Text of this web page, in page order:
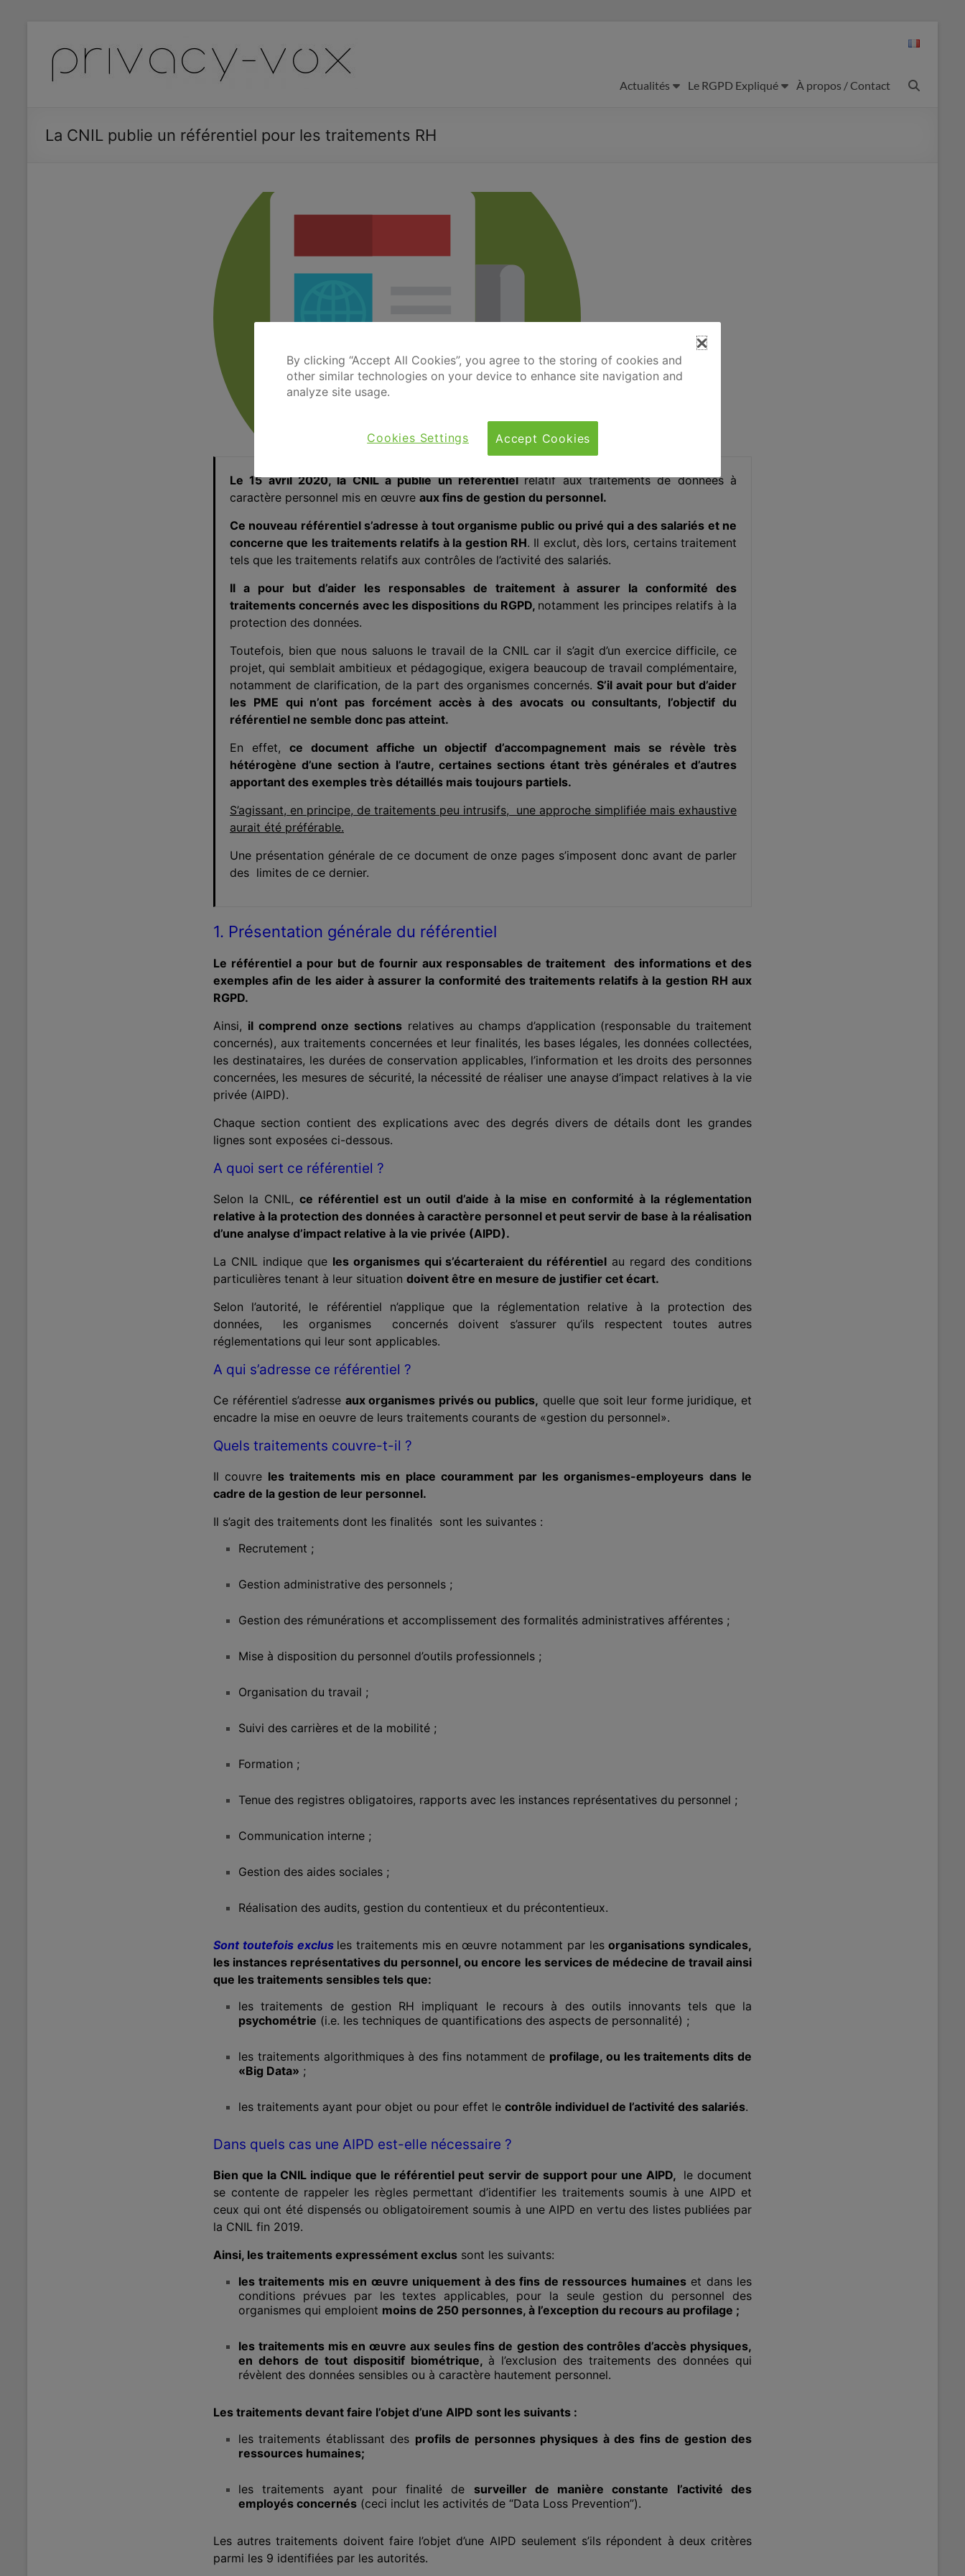
contenuPrivacy
Vox
Blog
Actualités Le RGPD Expliqué À propos / Contact
La CNIL publie un référentiel pour les traitements RH
Le 15 avril 2020, la CNIL a publié unréférentiel relatif aux traitements de données à
caractère personnel mis en œuvre aux fins de gestion du personnel.
Ce nouveau référentiel s’adresse à tout organisme public ou privé qui a des salariés et ne
concerne que les traitements relatifs à la gestion RH. Il exclut, dès lors, certains traitement
tels que les traitements relatifs aux contrôles de l’activité des salariés.
Il a pour but d’aider les responsables de traitement à assurer la conformité des
traitements concernés avec les dispositions du RGPD, notamment les principes relatifs à la
protection des données.
Toutefois, bien que nous saluons le travail de la CNIL car il s’agit d’un exercice difficile, ce
projet, qui semblait ambitieux et pédagogique, exigera beaucoup de travail complémentaire,
notamment de clarification, de la part des organismes concernés.S’il avait pour but d’aider
les PME qui n’ont pas forcément accès à des avocats ou consultants, l’objectif du
référentiel ne semble donc pas atteint.
En effet, ce document affiche un objectif d’accompagnement mais se révèle très
hétérogène d’une section à l’autre, certaines sections étant très générales et d’autres
apportant des exemples très détaillés mais toujours partiels.
S’agissant, en principe, de traitements peu intrusifs, une approche simplifiée mais exhaustive
aurait été préférable.
Une présentation générale de ce document de onze pages s’imposent donc avant de parler
des limites de ce dernier.
1. Présentation générale du référentiel
Le référentiel a pour but de fournir aux responsables de traitement des informations et des
exemples afin de les aider à assurer la conformité des traitements relatifs à la gestion RH aux
RGPD.
Ainsi, il comprend onze sections relatives au champs d’application (responsable du traitement
concernés), aux traitements concernées et leur finalités, les bases légales, les données collectées,
les destinataires, les durées de conservation applicables, l’information et les droits des personnes
concernées, les mesures de sécurité, la nécessité de réaliser une anayse d’impact relatives à la vie
privée (AIPD).
Chaque section contient des explications avec des degrés divers de détails dont les grandes
lignes sont exposées ci-dessous.
A quoi sert ce référentiel ?
Selon la CNIL,ce référentiel est un outil d’aide à la mise en conformité à la réglementation
relative à la protection des données à caractère personnel et peut servir de base à la réalisation
d’une analyse d’impact relative à la vie privée (AIPD).
La CNIL indique que les organismes qui s’écarteraient du référentiel au regard des conditions
particulières tenant à leur situation doivent être en mesure de justifier cet écart.
Selon l’autorité, le référentiel n’applique que la réglementation relative à la protection des
données, les organismes concernés doivent s’assurer qu’ils respectent toutes autres
réglementations qui leur sont applicables.
A qui s’adresse ce référentiel ?
Ce référentiel s’adresse aux organismes privés ou publics, quelle que soit leur forme juridique, et
encadre la mise en oeuvre de leurs traitements courants de «gestion du personnel».
Quels traitements couvre-t-il ?
Il couvre les traitements mis en place couramment par les organismes-employeurs dans le
cadre de la gestion de leur personnel.
Il s’agit des traitements dont les finalités sont les suivantes :
Recrutement ;
Gestion administrative des personnels ;
Gestion des rémunérations et accomplissement des formalités administratives afférentes ;
Mise à disposition du personnel d’outils professionnels ;
Organisation du travail ;
Suivi des carrières et de la mobilité ;
Formation ;
Tenue des registres obligatoires, rapports avec les instances représentatives du personnel ;
Communication interne ;
Gestion des aides sociales ;
Réalisation des audits, gestion du contentieux et du précontentieux.
Sont toutefois exclus les traitements mis en œuvre notamment par lesorganisations syndicales,
les instances représentatives du personnel, ou encore les services de médecine de travail ainsi
que les traitements sensibles tels que:
les traitements de gestion RH impliquant le recours à des outils innovants tels que la
psychométrie (i.e. les techniques de quantifications des aspects de personnalité) ;
les traitements algorithmiques à des fins notamment de profilage, ou les traitements dits de
«Big Data» ;
les traitements ayant pour objet ou pour effet le contrôle individuel de l’activité des salariés.
Dans quels cas une AIPD est-elle nécessaire ?
Bien que la CNIL indique que le référentiel peut servir de support pour une AIPD, le document
se contente de rappeler les règles permettant d’identifier les traitements soumis à une AIPD et
ceux qui ont été dispensés ou obligatoirement soumis à une AIPD en vertu des listes publiées par
la CNIL fin 2019.
Ainsi, les traitements expressément exclus sont les suivants:
les traitements mis en œuvre uniquement à des fins de ressources humaineset dans les
conditions prévues par les textes applicables, pour la seule gestion du personnel des
organismes qui emploient moins de 250 personnes, à l’exception du recours au profilage ;
les traitements mis en œuvre aux seules fins de gestion des contrôles d’accès physiques,
en dehors de tout dispositif biométrique, à l’exclusion des traitements des données qui
révèlent des données sensibles ou à caractère hautement personnel.
Les traitements devant faire l’objet d’une AIPD sont les suivants :
les traitements établissant des profils de personnes physiques à des fins de gestion des
ressources humaines;
les traitements ayant pour finalité de surveiller de manière constante l’activité des
employés concernés (ceci inclut les activités de “Data Loss Prevention”).
Les autres traitements doivent faire l’objet d’une AIPD seulement s’ils répondent à deux critères
parmi les 9 identifiées par les autorités.
By clicking “Accept All Cookies”, you agree to the storing of cookies and
other similar technologies on your device to enhance site navigation and
analyze site usage.
Accept Cookies
Cookies Settings